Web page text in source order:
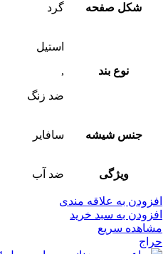
شکل صفحه گرد
نوع بند
استیل
,
ضد زنگ
جنس شیشه سافایر
ویژگی ضد آب
افزودن به علاقه مندی
افزودن به سبد خرید
مشاهده سریع
حراج